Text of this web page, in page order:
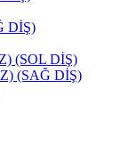
DİŞ)
(SOL DİŞ)
(SAĞ DİŞ)